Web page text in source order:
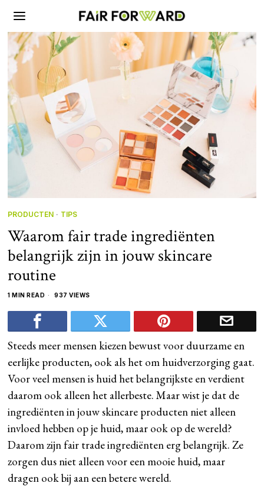
PRODUCTEN · TIPS
Waarom fair trade ingrediënten
belangrijk zijn in jouw skincare
routine
1 MIN READ 937 VIEWS
Steeds meer mensen kiezen bewust voor duurzame en
eerlijke producten, ook als het om huidverzorging gaat.
Voor veel mensen is huid het belangrijkste en verdient
daarom ook alleen het allerbeste. Maar wist je dat de
ingrediënten in jouw skincare producten niet alleen
invloed hebben op je huid, maar ook op de wereld?
Daarom zijn fair trade ingrediënten erg belangrijk. Ze
zorgen dus niet alleen voor een mooie huid, maar
dragen ook bij aan een betere wereld.